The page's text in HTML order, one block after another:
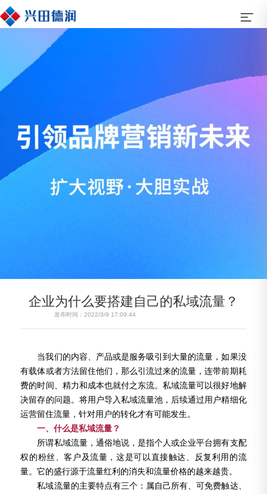
企业为什么要搭建自己的私域流量？
发布时间：2022/3/9 17:09:44
当我们的内容、产品或是服务吸引到大量的流量，如果没
有载体或者方法留住他们，那么引流过来的流量，连带前期耗
费的时间、精力和成本也就付之东流。私域流量可以很好地解
决留存的问题。将用户导入私域流量池，后续通过用户精细化
运营留住流量，针对用户的转化才有可能发生。
一、什么是私域流量？
所谓私域流量，通俗地说，是指个人或企业平台拥有支配
权的粉丝、客户及流量，这是可以直接触达、反复利用的流
量。它的盛行源于流量红利的消失和流量价格的越来越贵。
私域流量的主要特点有三个：属自己所有、可免费触达、